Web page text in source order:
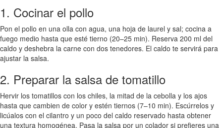
1. Cocinar el pollo
Pon el pollo en una olla con agua, una hoja de laurel y sal; cocina a
fuego medio hasta que esté tierno (20–25 min). Reserva 200 ml del
caldo y deshebra la carne con dos tenedores. El caldo te servirá para
ajustar la salsa.
2. Preparar la salsa de tomatillo
Hervir los tomatillos con los chiles, la mitad de la cebolla y los ajos
hasta que cambien de color y estén tiernos (7–10 min). Escúrrelos y
licúalos con el cilantro y un poco del caldo reservado hasta obtener
una textura homogénea. Pasa la salsa por un colador si prefieres una